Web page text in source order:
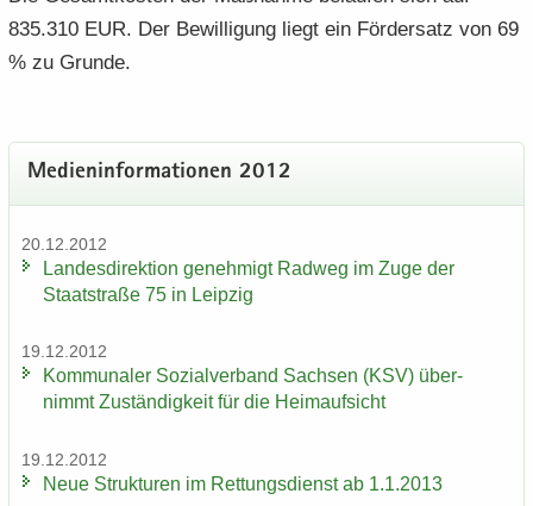
835.310 EUR. Der Be­wil­li­gung liegt ein För­der­satz von 69
% zu Grun­de.
Me­di­en­in­for­ma­tio­nen 2012
20.12.2012
Lan­des­di­rek­ti­on ge­neh­migt Rad­weg im Zuge der
Staat­stra­ße 75 in Leip­zig
19.12.2012
Kom­mu­na­ler So­zi­al­ver­band Sach­sen (KSV) über­
nimmt Zu­stän­dig­keit für die Heim­auf­sicht
19.12.2012
Neue Struk­tu­ren im Ret­tungs­dienst ab 1.1.2013